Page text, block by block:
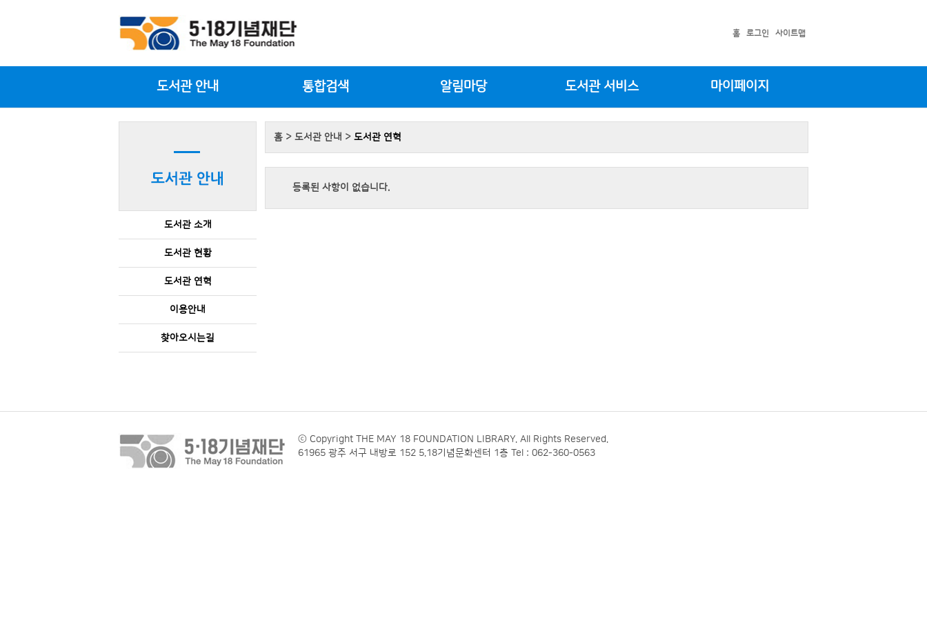
홈 로그인 사이트맵
도서관 안내 통합검색 알림마당 도서관 서비스 마이페이지
도서관 소개
도서관 현황
도서관 연혁
이용안내
찾아오시는길
홈 > 도서관 안내 > 도서관 연혁
등록된 사항이 없습니다.
ⓒ Copyright THE MAY 18 FOUNDATION LIBRARY. All Rights Reserved.
61965 광주 서구 내방로 152 5.18기념문화센터 1층 Tel : 062-360-0563